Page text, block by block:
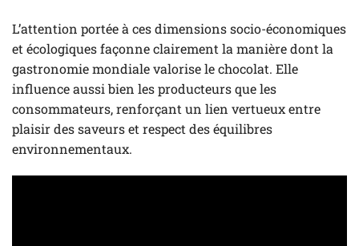
L’attention portée à ces dimensions socio-économiques
et écologiques façonne clairement la manière dont la
gastronomie mondiale valorise le chocolat. Elle
influence aussi bien les producteurs que les
consommateurs, renforçant un lien vertueux entre
plaisir des saveurs et respect des équilibres
environnementaux.